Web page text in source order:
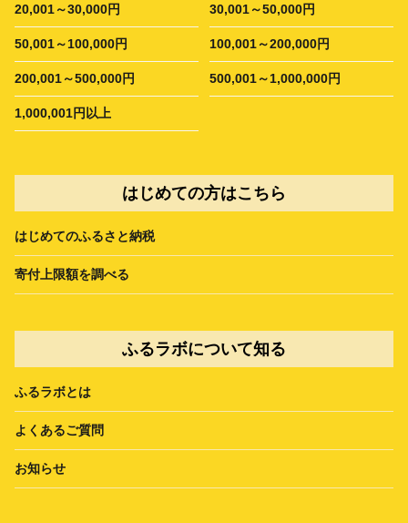
20,001～30,000円 30,001～50,000円
50,001～100,000円 100,001～200,000円
200,001～500,000円 500,001～1,000,000円
1,000,001円以上
はじめての方はこちら
はじめてのふるさと納税
寄付上限額を調べる
ふるラボについて知る
ふるラボとは
よくあるご質問
お知らせ